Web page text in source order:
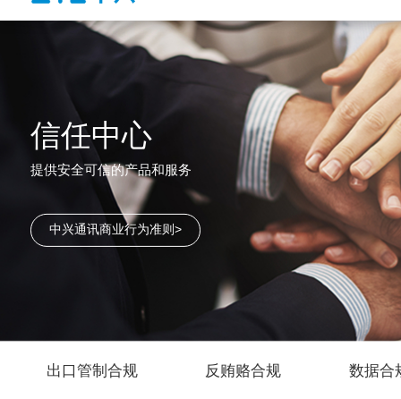
信任中心
提供安全可信的产品和服务
中兴通讯商业行为准则>
出口管制合规 反贿赂合规 数据合